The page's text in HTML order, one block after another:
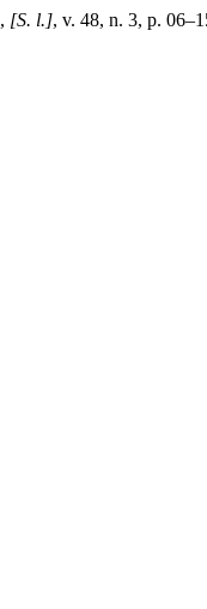
, [S. l.], v. 48, n. 3, p.